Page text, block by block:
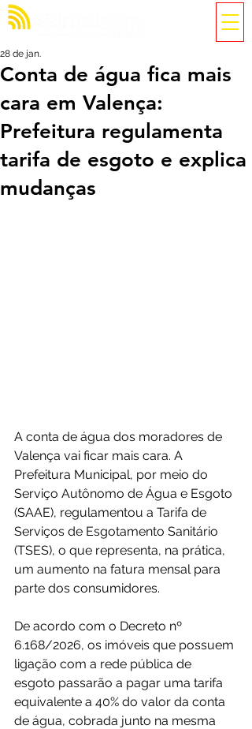
Conta de água fica mais
cara em Valença:
Prefeitura regulamenta
tarifa de esgoto e explica
mudanças
28 de jan.
A conta de água dos moradores de
Valença vai ficar mais cara. A
Prefeitura Municipal, por meio do
Serviço Autônomo de Água e Esgoto
(SAAE), regulamentou a Tarifa de
Serviços de Esgotamento Sanitário
(TSES), o que representa, na prática,
um aumento na fatura mensal para
parte dos consumidores.
De acordo com o Decreto nº
6.168/2026, os imóveis que possuem
ligação com a rede pública de
esgoto passarão a pagar uma tarifa
equivalente a 40% do valor da conta
de água, cobrada junto na mesma